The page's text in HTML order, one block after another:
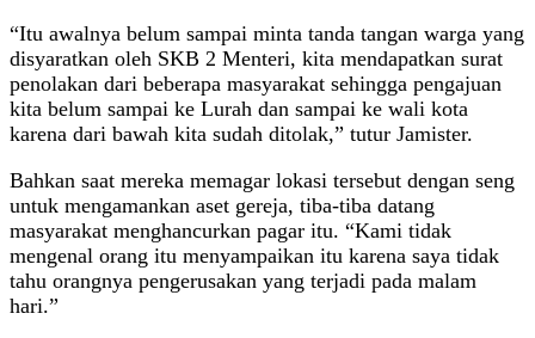
“Itu awalnya belum sampai minta tanda tangan warga yang
disyaratkan oleh SKB 2 Menteri, kita mendapatkan surat
penolakan dari beberapa masyarakat sehingga pengajuan
kita belum sampai ke Lurah dan sampai ke wali kota
karena dari bawah kita sudah ditolak,” tutur Jamister.
Bahkan saat mereka memagar lokasi tersebut dengan seng
untuk mengamankan aset gereja, tiba-tiba datang
masyarakat menghancurkan pagar itu. “Kami tidak
mengenal orang itu menyampaikan itu karena saya tidak
tahu orangnya pengerusakan yang terjadi pada malam
hari.”